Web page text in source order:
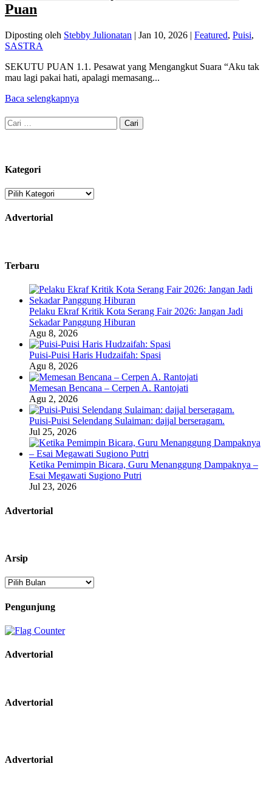
Puan
Diposting oleh Stebby Julionatan | Jan 10, 2026 | Featured, Puisi,
SASTRA
SEKUTU PUAN 1.1. Pesawat yang Mengangkut Suara “Aku tak
mau lagi pakai hati, apalagi memasang...
Baca selengkapnya
Cari
untuk:
Kategori
Kategori
Advertorial
Terbaru
Pelaku Ekraf Kritik Kota Serang Fair 2026: Jangan Jadi
Sekadar Panggung Hiburan
Agu 8, 2026
Puisi-Puisi Haris Hudzaifah: Spasi
Agu 8, 2026
Memesan Bencana – Cerpen A. Rantojati
Agu 2, 2026
Puisi-Puisi Selendang Sulaiman: dajjal berseragam.
Jul 25, 2026
Ketika Pemimpin Bicara, Guru Menanggung Dampaknya –
Esai Megawati Sugiono Putri
Jul 23, 2026
Advertorial
Arsip
Arsip
Pengunjung
Advertorial
Advertorial
Advertorial